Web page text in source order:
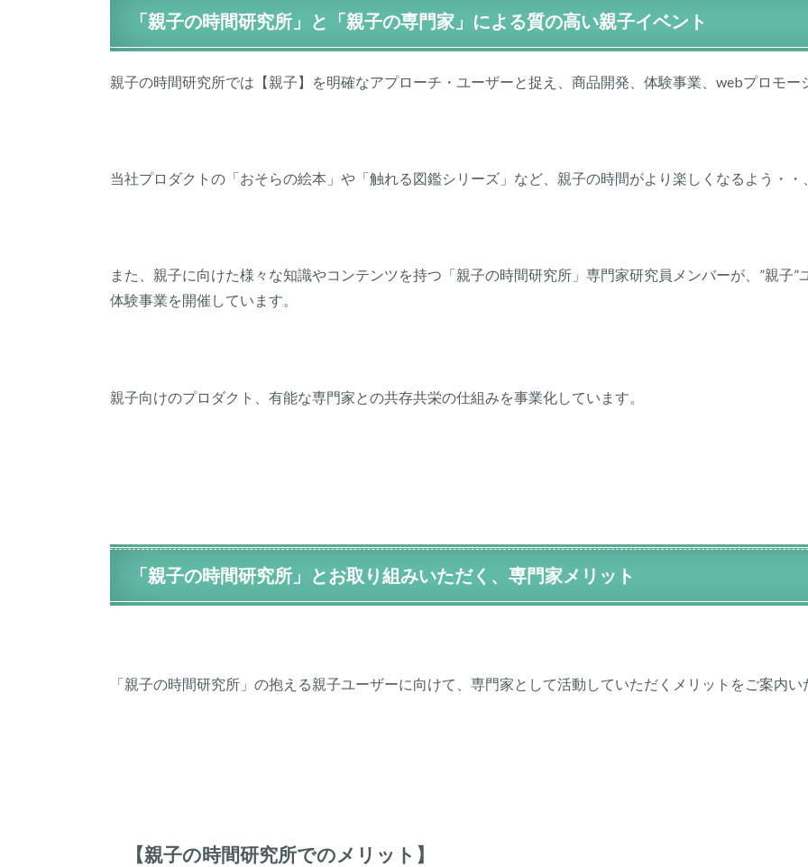
「親子の時間研究所」と「親子の専門家」による質の高い親子イベント
親子の時間研究所では【親子】を明確なアプローチ・ユーザーと捉え、商品開発、体験事業、webプロモー
当社プロダクトの「おそらの絵本」や「触れる図鑑シリーズ」など、親子の時間がより楽しくなるよう・・
また、親子に向けた様々な知識やコンテンツを持つ「親子の時間研究所」専門家研究員メンバーが、”親子
体験事業を開催しています。
親子向けのプロダクト、有能な専門家との共存共栄の仕組みを事業化しています。
「親子の時間研究所」とお取り組みいただく、専門家メリット
「親子の時間研究所」の抱える親子ユーザーに向けて、専門家として活動していただくメリットをご案内い
【親子の時間研究所でのメリット】